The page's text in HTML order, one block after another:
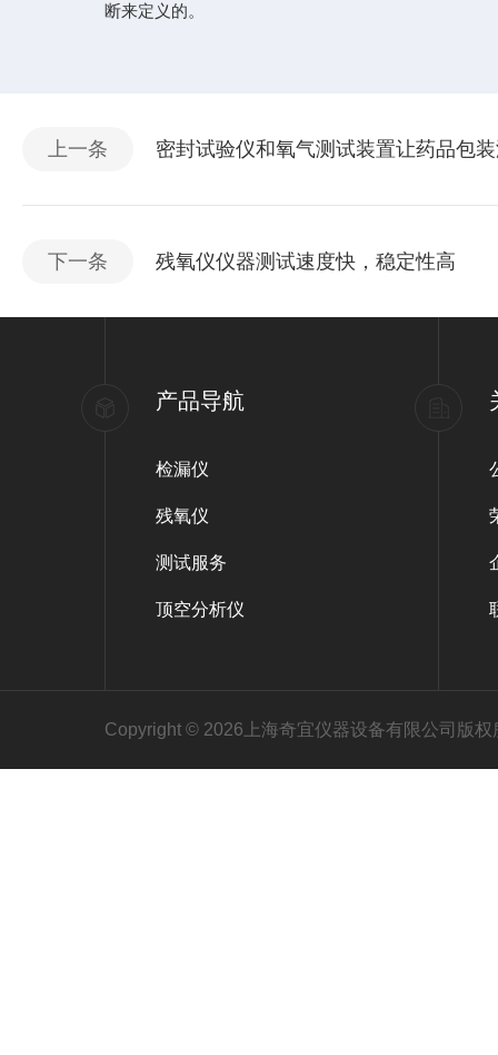
断来定义的。
上一条 密封试验仪和氧气测试装置让药品包
下一条 残氧仪仪器测试速度快，稳定性高
产品导航
检漏仪
残氧仪
测试服务
顶空分析仪
Copyright © 2026上海奇宜仪器设备有限公司版